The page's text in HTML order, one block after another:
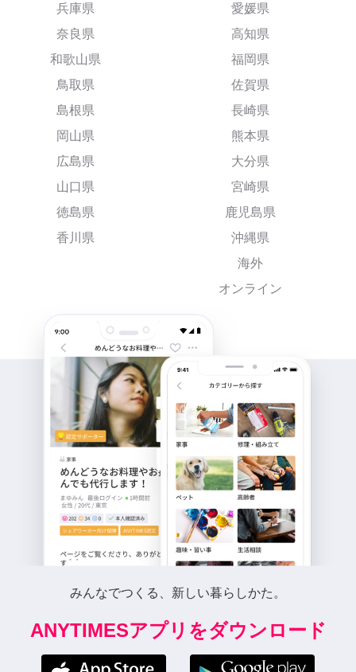
兵庫県
奈良県
和歌山県
鳥取県
島根県
岡山県
広島県
山口県
徳島県
香川県
愛媛県
高知県
福岡県
佐賀県
長崎県
熊本県
大分県
宮崎県
鹿児島県
沖縄県
海外
オンライン
みんなでつくる、新しい暮らしかた。
ANYTIMESアプリをダウンロード